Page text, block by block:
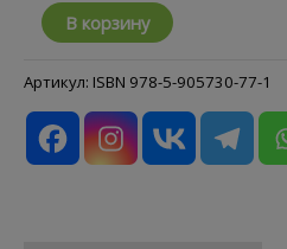
Количество
товара
фокус!
В корзину
Артикул: ISBN 978-5-905730-77-1